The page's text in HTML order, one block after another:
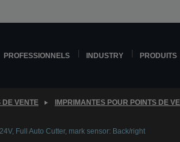
PROFESSIONNELS INDUSTRY PRODUITS
DE VENTE IMPRIMANTES POUR POINTS DE
Full Auto Cutter, mark sensor: Back/right